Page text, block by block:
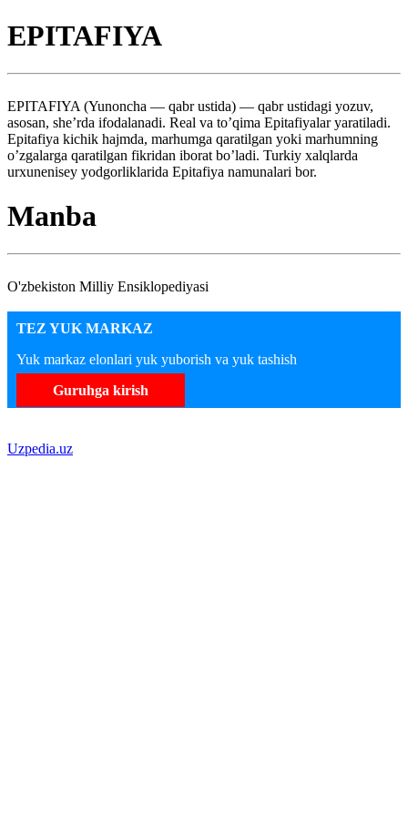
EPITAFIYA
EPITAFIYA (Yunoncha — qabr ustida) — qabr ustidagi yozuv,
asosan, she’rda ifodalanadi. Real va to’qima Epitafiyalar yaratiladi.
Epitafiya kichik hajmda, marhumga qaratilgan yoki marhumning
o’zgalarga qaratilgan fikridan iborat bo’ladi. Turkiy xalqlarda
urxunenisey yodgorliklarida Epitafiya namunalari bor.
Manba
O'zbekiston Milliy Ensiklopediyasi
TEZ YUK MARKAZ
Yuk markaz elonlari yuk yuborish va yuk tashish
Guruhga kirish
Uzpedia.uz